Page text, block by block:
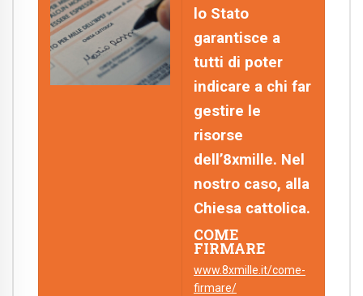
lo Stato
garantisce a
tutti di poter
indicare a chi far
gestire le
risorse
dell’8xmille. Nel
nostro caso, alla
Chiesa cattolica.
COME
FIRMARE
www.8xmille.it/come-
firmare/